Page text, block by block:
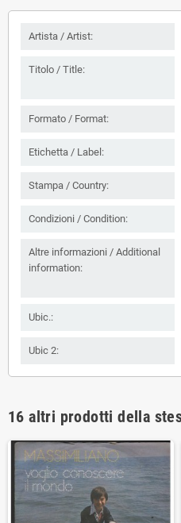
Artista / Artist:
Titolo / Title:
Formato / Format:
Etichetta / Label:
Stampa / Country:
Condizioni / Condition:
Altre informazioni / Additional
information:
Ubic.:
Ubic 2:
16 altri prodotti della